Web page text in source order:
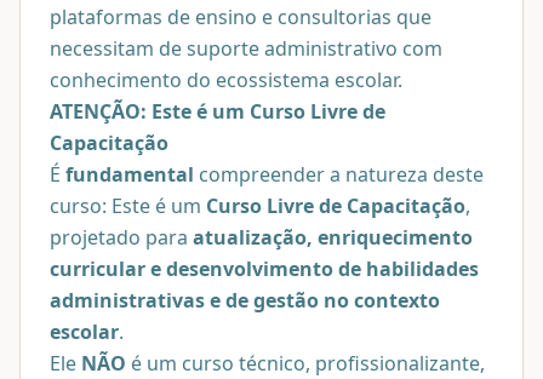
plataformas de ensino e consultorias que
necessitam de suporte administrativo com
conhecimento do ecossistema escolar.
ATENÇÃO: Este é um Curso Livre de
Capacitação
É fundamental compreender a natureza deste
curso: Este é um Curso Livre de Capacitação,
projetado para atualização, enriquecimento
curricular e desenvolvimento de habilidades
administrativas e de gestão no contexto
escolar.
Ele NÃO é um curso técnico, profissionalizante,